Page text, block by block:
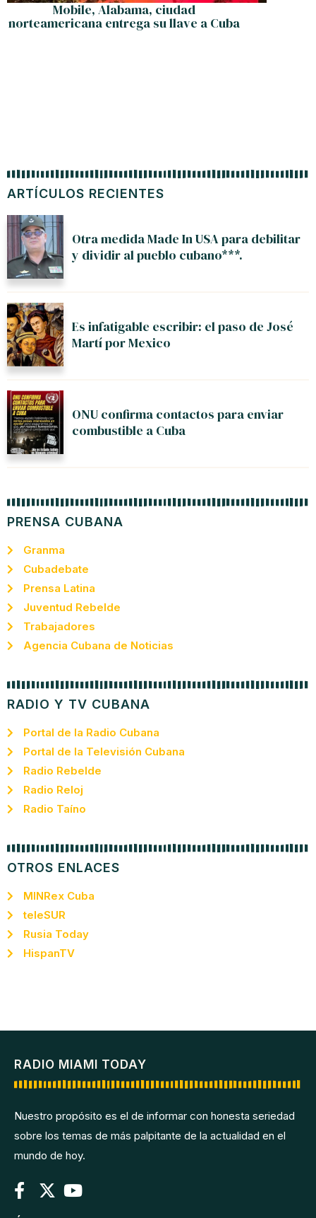
ARTÍCULOS RECIENTES
Otra medida Made In USA para debilitar
y dividir al pueblo cubano***.
Es infatigable escribir: el paso de José
Martí por Mexico
ONU confirma contactos para enviar
combustible a Cuba
PRENSA CUBANA
Granma
Cubadebate
Prensa Latina
Juventud Rebelde
Trabajadores
Agencia Cubana de Noticias
RADIO Y TV CUBANA
Portal de la Radio Cubana
Portal de la Televisión Cubana
Radio Rebelde
Radio Reloj
Radio Taíno
OTROS ENLACES
MINRex Cuba
teleSUR
Rusia Today
HispanTV
Mobile, Alabama, ciudad
norteamericana entrega su llave a Cuba
RADIO MIAMI TODAY
Nuestro propósito es el de informar con honesta seriedad
sobre los temas de más palpitante de la actualidad en el
mundo de hoy.